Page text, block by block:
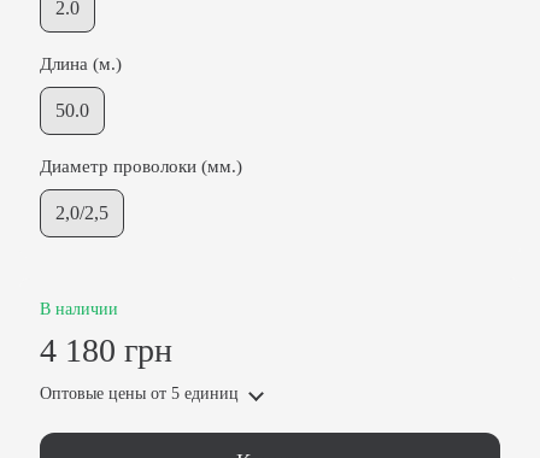
2.0
Длина (м.)
50.0
Диаметр проволоки (мм.)
2,0/2,5
В наличии
4 180 грн
Оптовые цены от 5 единиц